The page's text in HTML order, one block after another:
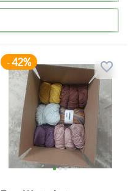
-42%